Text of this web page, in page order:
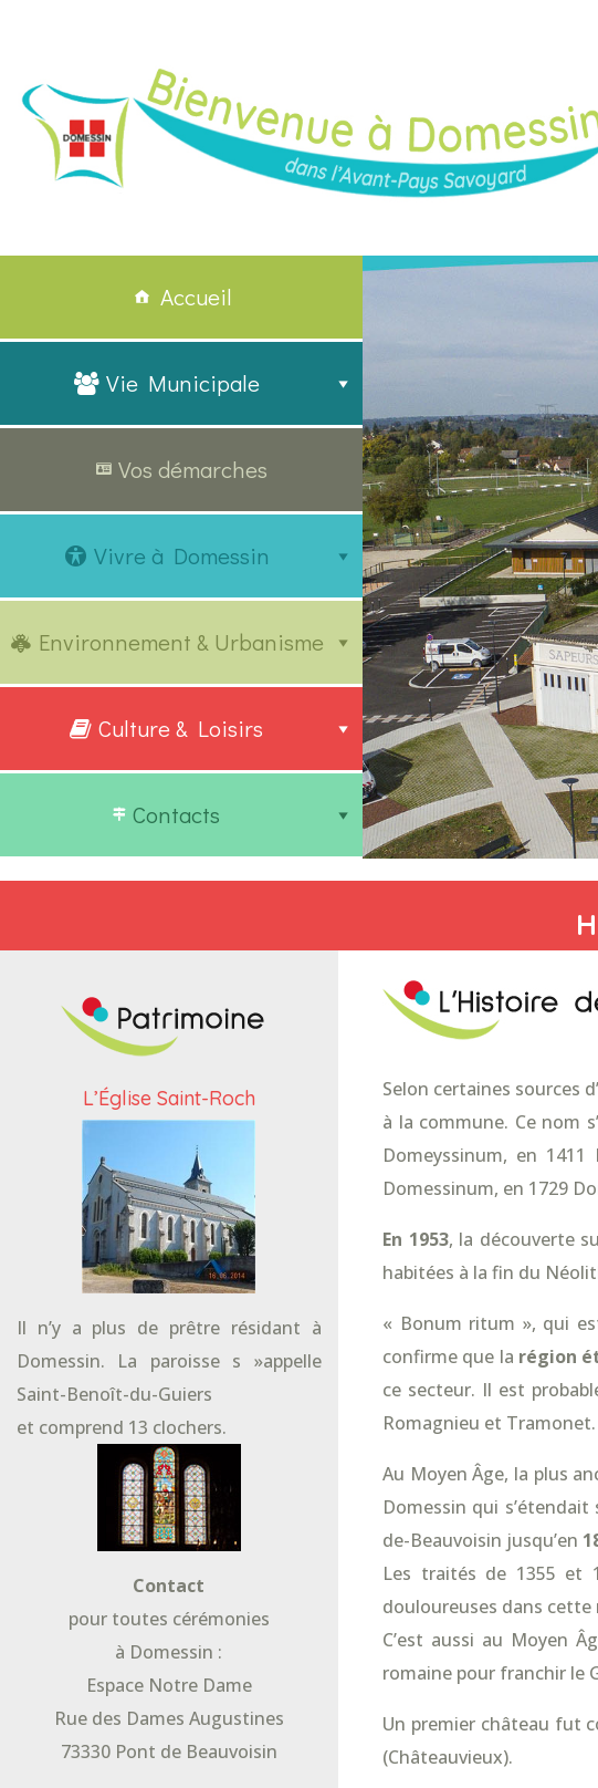
Accueil
Vie Municipale
Vos démarches
Vivre à Domessin
Environnement & Urbanisme
Culture & Loisirs
Contacts
L’Église Saint-Roch
Il n’y a plus de prêtre résidant à
Domessin. La paroisse s »appelle
Saint-Benoît-du-Guiers
et comprend 13 clochers.
Contact
pour toutes cérémonies
à Domessin :
Espace Notre Dame
Rue des Dames Augustines
73330 Pont de Beauvoisin
Selon certaines sources
à la commune. Ce nom
Domeyssinum, en
Domessinum, en 1729
En 1953, la découverte
habitées à la fin du
« Bonum ritum », qui
confirme que la région
ce secteur. Il est
Romagnieu et Tramonet.
Au Moyen Âge, la plus
Domessin qui
de-Beauvoisin jusqu’en
Les traités de 1355 et
douloureuses dans cette
C’est aussi au Moyen
romaine pour franchir le
Un premier château fut
(Châteauvieux).